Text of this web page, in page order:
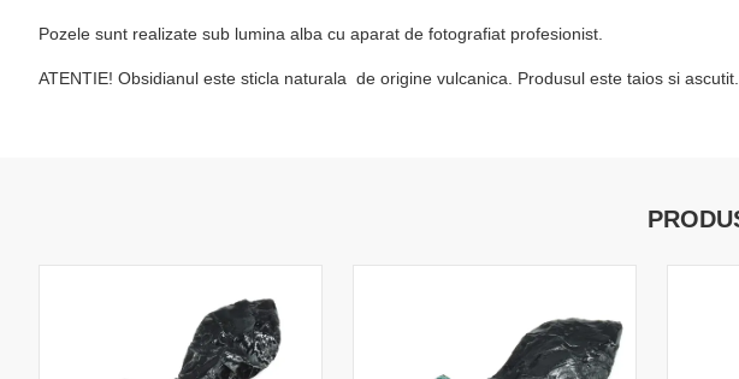
Pozele sunt realizate sub lumina alba cu aparat de fotografiat profesionist.
ATENTIE! Obsidianul este sticla naturala de origine vulcanica. Produsul este taios si